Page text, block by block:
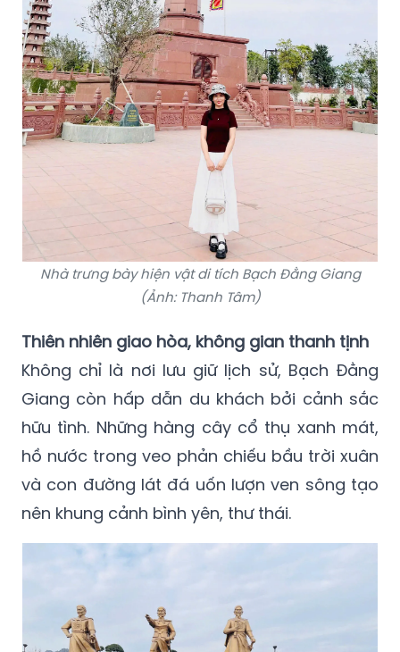
Nhà trưng bày hiện vật di tích Bạch Đằng Giang
(Ảnh: Thanh Tâm)
Thiên nhiên giao hòa, không gian thanh tịnh
Không chỉ là nơi lưu giữ lịch sử, Bạch Đằng
Giang còn hấp dẫn du khách bởi cảnh sắc
hữu tình. Những hàng cây cổ thụ xanh mát,
hồ nước trong veo phản chiếu bầu trời xuân
và con đường lát đá uốn lượn ven sông tạo
nên khung cảnh bình yên, thư thái.